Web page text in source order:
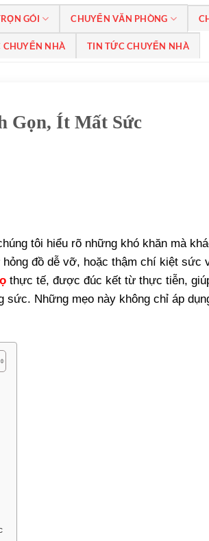
GÓI CHUYỂN VĂN PHÒNG
CHUYỂN NHÀ TIN TỨC CHUYỂN NHÀ
Gọn, Ít Mất Sức
tôi hiểu rõ những khó khăn mà
đồ dễ vỡ, hoặc thậm chí kiệt sức
thực tế, được đúc kết từ thực tiễn,
sức. Những mẹo này không chỉ áp